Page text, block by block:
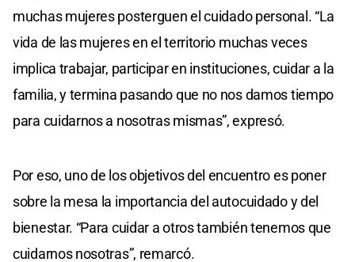
muchas mujeres posterguen el cuidado personal. “La
vida de las mujeres en el territorio muchas veces
implica trabajar, participar en instituciones, cuidar a la
familia, y termina pasando que no nos damos tiempo
para cuidarnos a nosotras mismas”, expresó.
Por eso, uno de los objetivos del encuentro es poner
sobre la mesa la importancia del autocuidado y del
bienestar. “Para cuidar a otros también tenemos que
cuidarnos nosotras”, remarcó.